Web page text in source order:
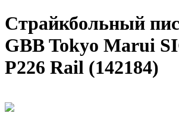
Страйкбольный
GBB Tokyo Marui
P226 Rail (142184)